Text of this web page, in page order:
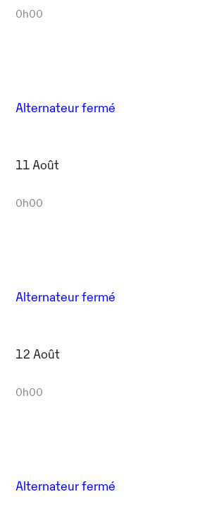
0h00
Alternateur fermé
11 Août
0h00
Alternateur fermé
12 Août
0h00
Alternateur fermé